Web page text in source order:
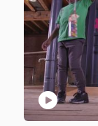
play_circle